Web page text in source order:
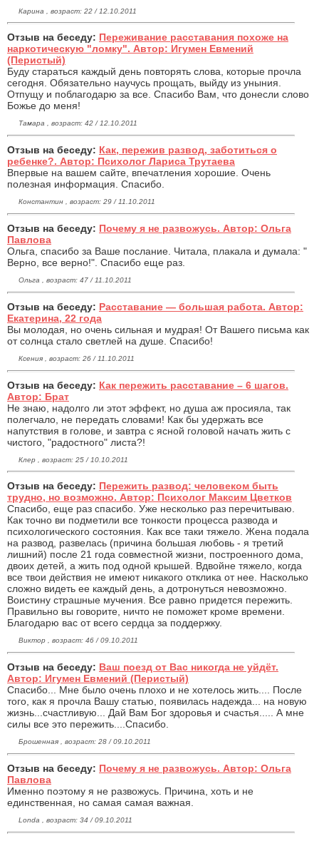
Карина , возраст: 22 / 12.10.2011
Отзыв на беседу: Переживание расставания похоже на
наркотическую "ломку". Автор: Игумен Евмений
(Перистый)
Буду стараться каждый день повторять слова, которые прочла
сегодня. Обязательно научусь прощать, выйду из уныния.
Отпущу и поблагодарю за все. Спасибо Вам, что донесли слово
Божье до меня!
Тамара , возраст: 42 / 12.10.2011
Отзыв на беседу: Как, пережив развод, заботиться о
ребенке?. Автор: Психолог Лариса Трутаева
Впервые на вашем сайте, впечатления хорошие. Очень
полезная информация. Спасибо.
Константин , возраст: 29 / 11.10.2011
Отзыв на беседу: Почему я не развожусь. Автор: Ольга
Павлова
Ольга, спасибо за Ваше послание. Читала, плакала и думала: "
Верно, все верно!". Спасибо еще раз.
Ольга , возраст: 47 / 11.10.2011
Отзыв на беседу: Расставание — большая работа. Автор:
Екатерина, 22 года
Вы молодая, но очень сильная и мудрая! От Вашего письма как
от солнца стало светлей на душе. Спасибо!
Ксения , возраст: 26 / 11.10.2011
Отзыв на беседу: Как пережить расставание – 6 шагов.
Автор: Брат
Не знаю, надолго ли этот эффект, но душа аж просияла, так
полегчало, не передать словами! Как бы удержать все
напутствия в голове, и завтра с ясной головой начать жить с
чистого, "радостного" листа?!
Клер , возраст: 25 / 10.10.2011
Отзыв на беседу: Пережить развод: человеком быть
трудно, но возможно. Автор: Психолог Максим Цветков
Спасибо, еще раз спасибо. Уже несколько раз перечитываю.
Как точно ви подметили все тонкости процесса развода и
психологического состояния. Как все таки тяжело. Жена подала
на развод, развелась (причина большая любовь - я третий
лишний) после 21 года совместной жизни, построенного дома,
двоих детей, а жить под одной крышей. Вдвойне тяжело, когда
все твои действия не имеют никакого отклика от нее. Насколько
сложно видеть ее каждый день, а дотронуться невозможно.
Воистину страшные мучения. Все равно придется пережить.
Правильно вы говорите, ничто не поможет кроме времени.
Благодарю вас от всего сердца за поддержку.
Виктор , возраст: 46 / 09.10.2011
Отзыв на беседу: Ваш поезд от Вас никогда не уйдёт.
Автор: Игумен Евмений (Перистый)
Спасибо... Мне было очень плохо и не хотелось жить.... После
того, как я прочла Вашу статью, появилась надежда... на новую
жизнь...счастливую... Дай Вам Бог здоровья и счастья..... А мне
силы все это пережить....Спасибо.
Брошенная , возраст: 28 / 09.10.2011
Отзыв на беседу: Почему я не развожусь. Автор: Ольга
Павлова
Именно поэтому я не развожусь. Причина, хоть и не
единственная, но самая самая важная.
Londa , возраст: 34 / 09.10.2011